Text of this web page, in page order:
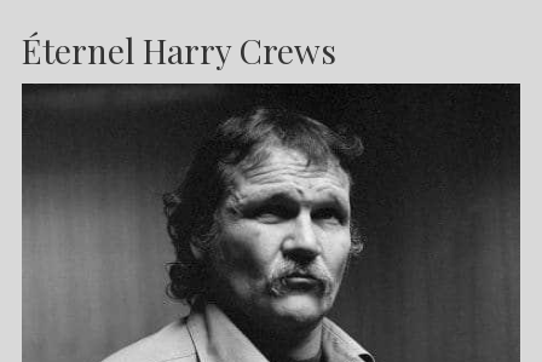
Éternel Harry Crews